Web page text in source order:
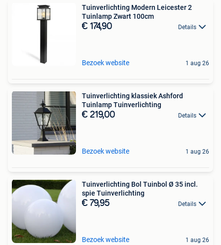
Tuinverlichting Modern Leicester 2
Tuinlamp Zwart 100cm
€ 174,90 Details
Bezoek website 1 aug 26
Tuinverlichting klassiek Ashford
Tuinlamp Tuinverlichting
€ 219,00 Details
Bezoek website 1 aug 26
Tuinverlichting Bol Tuinbol Ø 35 incl.
spie Tuinverlichting
€ 79,95 Details
Bezoek website 1 aug 26